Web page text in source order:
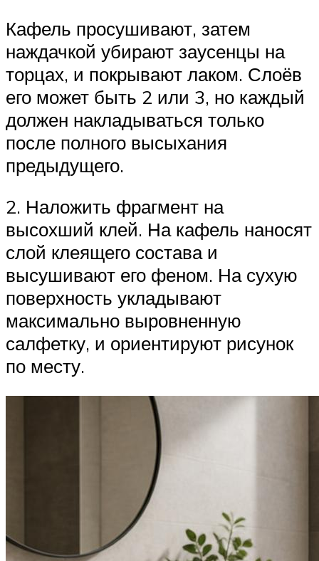
Кафель просушивают, затем
наждачкой убирают заусенцы на
торцах, и покрывают лаком. Слоёв
его может быть 2 или 3, но каждый
должен накладываться только
после полного высыхания
предыдущего.
2. Наложить фрагмент на
высохший клей. На кафель наносят
слой клеящего состава и
высушивают его феном. На сухую
поверхность укладывают
максимально выровненную
салфетку, и ориентируют рисунок
по месту.